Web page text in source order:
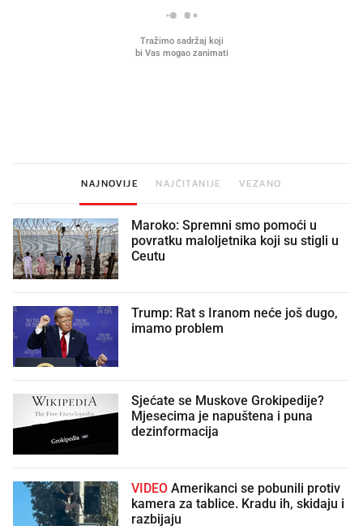
NAJNOVIJE NAJČITANIJE VEZANO
Maroko: Spremni smo pomoći u
povratku maloljetnika koji su stigli u
Ceutu
Trump: Rat s Iranom neće još dugo,
imamo problem
Sjećate se Muskove Grokipedije?
Mjesecima je napuštena i puna
dezinformacija
VIDEO
kamera za tablice. Kradu ih, skidaju i
razbijaju